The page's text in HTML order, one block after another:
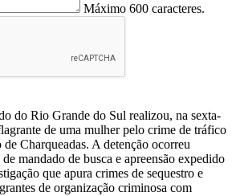
Máximo 600 caracteres.
do Rio Grande do Sul realizou, na sexta-
de uma mulher pelo crime de tráfico
de Charqueadas. A detenção ocorreu
mandado de busca e apreensão expedido
que apura crimes de sequestro e
de organização criminosa com